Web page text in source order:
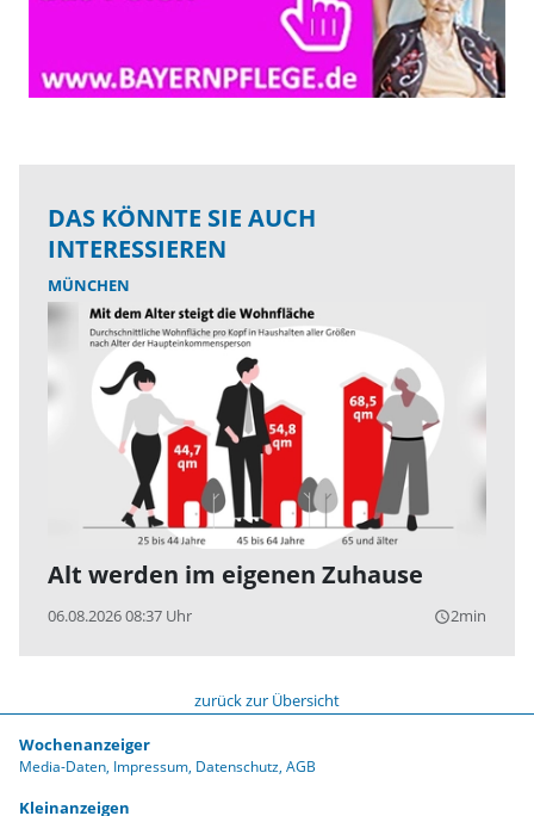
DAS KÖNNTE SIE AUCH
INTERESSIEREN
MÜNCHEN
Alt werden im eigenen Zuhause
06.08.2026 08:37 Uhr query_builder2min
zurück zur Übersicht
Wochenanzeiger
Media-Daten Impressum Datenschutz AGB
Kleinanzeigen